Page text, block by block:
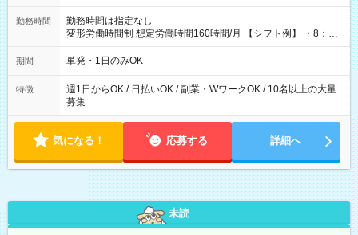
勤務時間
勤務時間は指定なし
変形労働時間制 想定労働時間160時間/月 【シフト例】 ・8：00
～21：00
期間 単発・1日のみOK
特徴
週1日からOK / 日払いOK / 副業・WワークOK / 10名以上の大量
募集
気になる！ 応募する 詳細へ
未読